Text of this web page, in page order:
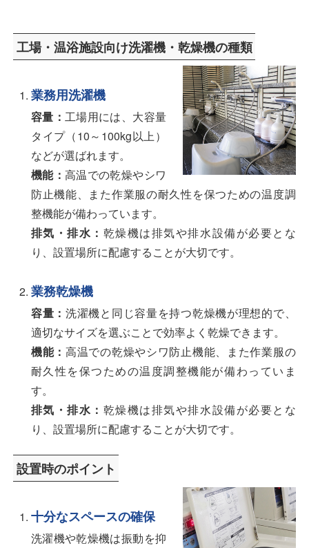
工場・温浴施設向け洗濯機・乾燥機の種類
業務用洗濯機
容量： 工場用には、大容量
タイプ（10～100kg以上）
などが選ばれます。
機能：高温での乾燥やシワ
防止機能、また作業服の耐久性を保つための温度調
整機能が備わっています。
排気・排水： 乾燥機は排気や排水設備が必要とな
り、設置場所に配慮することが大切です。
業務乾燥機
容量：洗濯機と同じ容量を持つ乾燥機が理想的で、
適切なサイズを選ぶことで効率よく乾燥できます。
機能：高温での乾燥やシワ防止機能、また作業服の
耐久性を保つための温度調整機能が備わっていま
す。
排気・排水： 乾燥機は排気や排水設備が必要とな
り、設置場所に配慮することが大切です。
設置時のポイント
十分なスペースの確保
洗濯機や乾燥機は振動を抑